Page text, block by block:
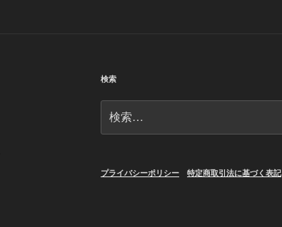
検索
索:
プライバシーポリシー 特定商取引法に基づく表記